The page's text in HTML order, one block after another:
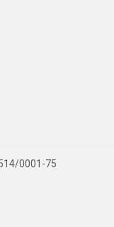
0001-75